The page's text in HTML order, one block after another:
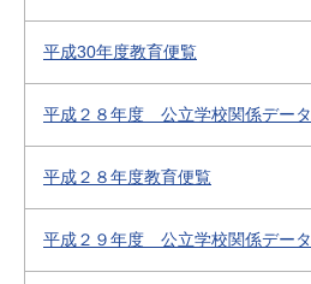
平成30年度教育便覧
平成２８年度 公立学校関係データ
平成２８年度教育便覧
平成２９年度 公立学校関係データ